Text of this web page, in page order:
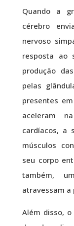
Quando a
cérebro
nervoso
resposta ao
produção
pelas
presentes
aceleram
cardíacos, a
músculos
seu corpo
também,
atravessam a
Além disso,